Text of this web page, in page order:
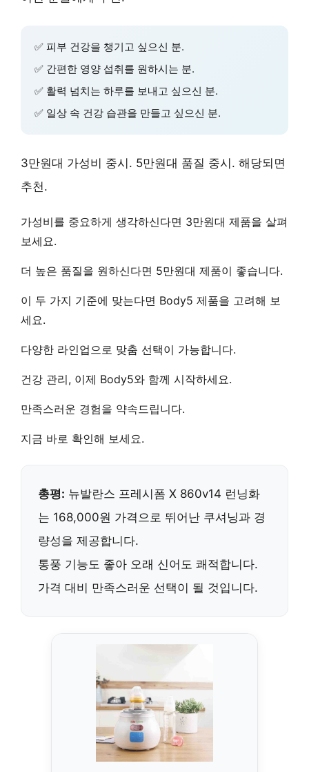
✅ 피부 건강을 챙기고 싶으신 분.
✅ 간편한 영양 섭취를 원하시는 분.
✅ 활력 넘치는 하루를 보내고 싶으신 분.
✅ 일상 속 건강 습관을 만들고 싶으신 분.
3만원대 가성비 중시. 5만원대 품질 중시. 해당되면
추천.
가성비를 중요하게 생각하신다면 3만원대 제품을 살펴
보세요.
더 높은 품질을 원하신다면 5만원대 제품이 좋습니다.
이 두 가지 기준에 맞는다면 Body5 제품을 고려해 보
세요.
다양한 라인업으로 맞춤 선택이 가능합니다.
건강 관리, 이제 Body5와 함께 시작하세요.
만족스러운 경험을 약속드립니다.
지금 바로 확인해 보세요.
총평: 뉴발란스 프레시폼 X 860v14 런닝화
는 168,000원 가격으로 뛰어난 쿠셔닝과 경
량성을 제공합니다.
통풍 기능도 좋아 오래 신어도 쾌적합니다.
가격 대비 만족스러운 선택이 될 것입니다.